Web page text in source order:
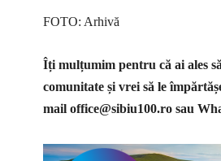
FOTO: Arhivă
Îți mulțumim pentru că ai ales
comunitate și vrei să le
mail office@sibiu100.ro sau